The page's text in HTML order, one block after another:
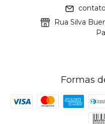
Rua Silva
Formas